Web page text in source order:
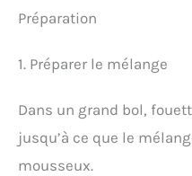
Préparation
1. Préparer le mélange
Dans un grand bol,
jusqu’à ce que le
mousseux.